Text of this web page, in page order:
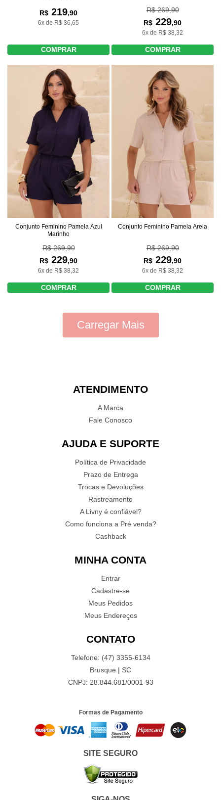
R$ 219,90
6x de R$ 36,65
COMPRAR
R$ 269,90
R$ 229,90
6x de R$ 38,32
COMPRAR
Conjunto Feminino Pamela Azul
Marinho
R$ 269,90
R$ 229,90
6x de R$ 38,32
COMPRAR
Conjunto Feminino Pamela Areia
R$ 269,90
R$ 229,90
6x de R$ 38,32
COMPRAR
Carregar Mais
ATENDIMENTO
A Marca
Fale Conosco
AJUDA E SUPORTE
Política de Privacidade
Prazo de Entrega
Trocas e Devoluções
Rastreamento
A Livny é confiável?
Como funciona a Pré venda?
Cashback
MINHA CONTA
Entrar
Cadastre-se
Meus Pedidos
Meus Endereços
CONTATO
Telefone: (47) 3355-6134
Brusque | SC
CNPJ: 28.844.681/0001-93
Formas de Pagamento
SITE SEGURO